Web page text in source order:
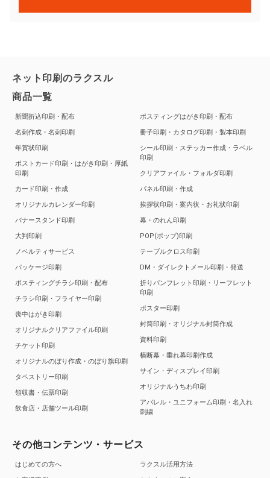
ネット印刷のラクスル
商品一覧
新聞折込印刷・配布
名刺作成・名刺印刷
年賀状印刷
ポストカード印刷・はがき印刷・厚紙
印刷
カード印刷・作成
オリジナルカレンダー印刷
バナースタンド印刷
大判印刷
ノベルティサービス
パッケージ印刷
ポスティングチラシ印刷・配布
チラシ印刷・フライヤー印刷
喪中はがき印刷
オリジナルクリアファイル印刷
チケット印刷
オリジナルのぼり作成・のぼり旗印刷
タペストリー印刷
領収書・伝票印刷
飲食店・店舗ツール印刷
ポスティングはがき印刷・配布
冊子印刷・カタログ印刷・製本印刷
シール印刷・ステッカー作成・ラベル
印刷
クリアファイル・フォルダ印刷
パネル印刷・作成
挨拶状印刷・案内状・お礼状印刷
幕・のれん印刷
POP(ポップ)印刷
テーブルクロス印刷
DM・ダイレクトメール印刷・発送
折りパンフレット印刷・リーフレット
印刷
ポスター印刷
封筒印刷・オリジナル封筒作成
資料印刷
横断幕・垂れ幕印刷作成
サイン・ディスプレイ印刷
オリジナルうちわ印刷
アパレル・ユニフォーム印刷・名入れ
刺繍
その他コンテンツ・サービス
はじめての方へ
ラクスル活用方法